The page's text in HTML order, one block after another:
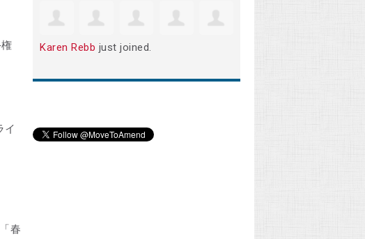
イ
春
Karen Rebb just joined.